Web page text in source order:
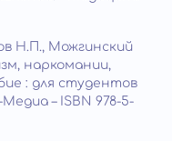
Н.П., Можгинский
наркомании,
: для студентов
– ISBN 978-5-